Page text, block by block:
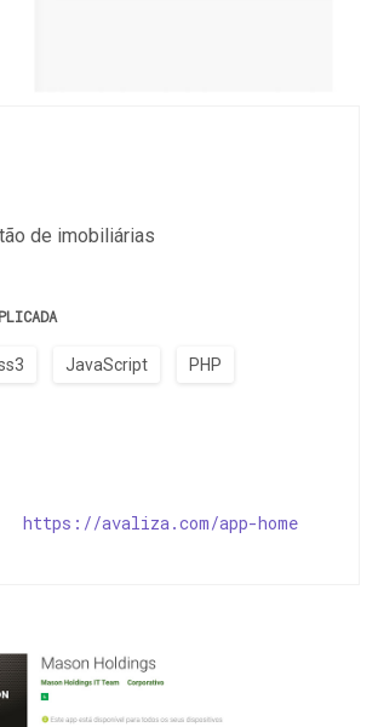
de imobiliárias
JavaScript PHP
https://avaliza.com/app-home